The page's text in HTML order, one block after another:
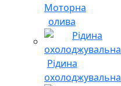
Моторна
олива
Рідина
охолоджувальна